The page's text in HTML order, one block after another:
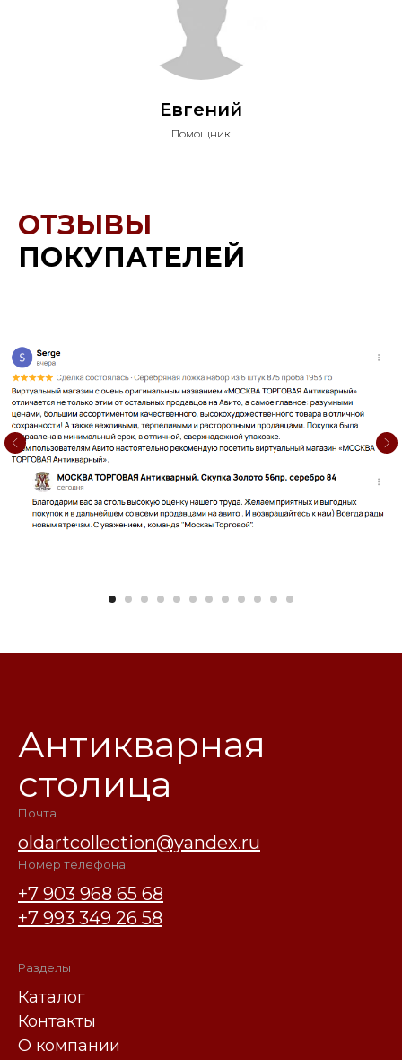
Евгений
Помощник
ОТЗЫВЫ
ПОКУПАТЕЛЕЙ
Антикварная
столица
Почта
oldartcollection@yandex.ru
Номер телефона
+7 903 968 65 68
+7 993 349 26 58
Разделы
Каталог
Контакты
О компании